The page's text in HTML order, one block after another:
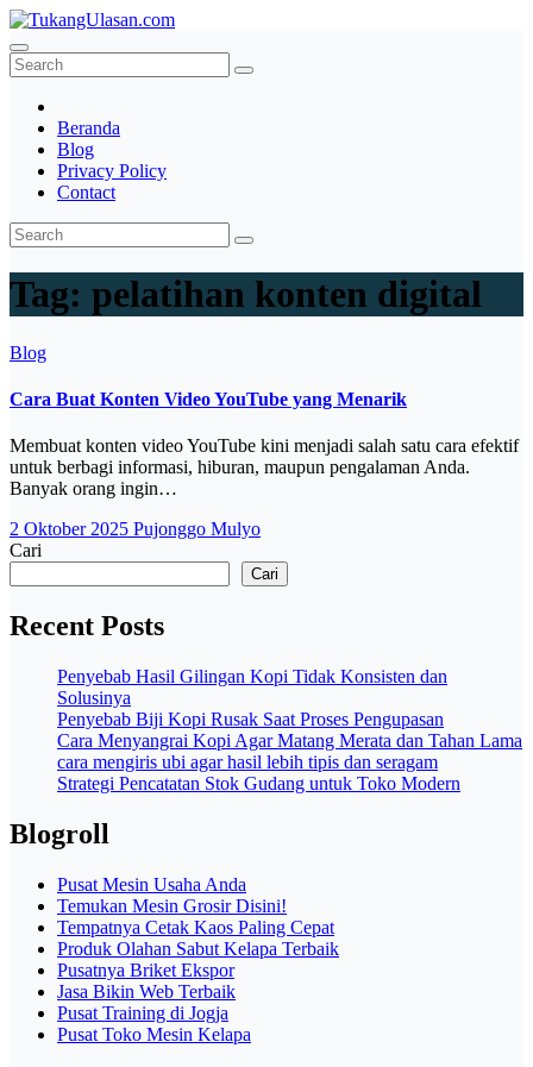
Skip
to
content
TukangUlasan.com
Baca Aja Dulu!
Beranda
Blog
Privacy Policy
Contact
Tag: pelatihan konten digital
Blog
Cara Buat Konten Video YouTube yang Menarik
Membuat konten video YouTube kini menjadi salah satu cara efektif
untuk berbagi informasi, hiburan, maupun pengalaman Anda.
Banyak orang ingin…
2 Oktober 2025 Pujonggo Mulyo
Cari
Cari
Recent Posts
Penyebab Hasil Gilingan Kopi Tidak Konsisten dan
Solusinya
Penyebab Biji Kopi Rusak Saat Proses Pengupasan
Cara Menyangrai Kopi Agar Matang Merata dan Tahan Lama
cara mengiris ubi agar hasil lebih tipis dan seragam
Strategi Pencatatan Stok Gudang untuk Toko Modern
Blogroll
Pusat Mesin Usaha Anda
Temukan Mesin Grosir Disini!
Tempatnya Cetak Kaos Paling Cepat
Produk Olahan Sabut Kelapa Terbaik
Pusatnya Briket Ekspor
Jasa Bikin Web Terbaik
Pusat Training di Jogja
Pusat Toko Mesin Kelapa